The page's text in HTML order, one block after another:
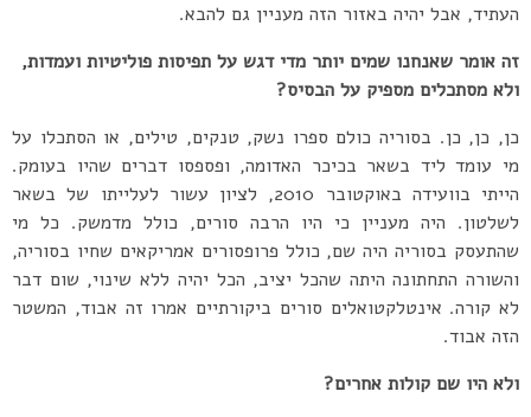
העתיד, אבל יהיה באזור הזה מעניין גם להבא.
זה אומר שאנחנו שמים יותר מדי דגש על תפיסות פוליטיות ועמדות,
ולא מסתכלים מספיק על הבסיס?
כן, כן, כן. בסוריה כולם ספרו נשק, טנקים, טילים, או הסתכלו על
מי עומד ליד בשאר בכיכר האדומה, ופספסו דברים שהיו בעומק.
הייתי בוועידה באוקטובר 2010, לציון עשור לעלייתו של בשאר
לשלטון. היה מעניין כי היו הרבה סורים, כולל מדמשק. כל מי
שהתעסק בסוריה היה שם, כולל פרופסורים אמריקאים שחיו בסוריה,
והשורה התחתונה היתה שהכל יציב, הכל יהיה ללא שינוי, שום דבר
לא קורה. אינטלקטואלים סורים ביקורתיים אמרו זה אבוד, המשטר
הזה אבוד.
ולא היו שם קולות אחרים?